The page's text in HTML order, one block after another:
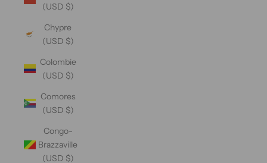
(USD $)
Chypre
(USD $)
Colombie
(USD $)
Comores
(USD $)
Congo-
Brazzaville
(USD $)